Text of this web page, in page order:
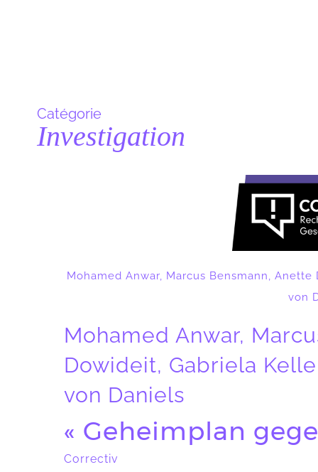
Catégorie
Investigation
Mohamed Anwar, Marcus Bensmann,
von
Mohamed Anwar,
Dowideit, Gabriela
von Daniels
« Geheimplan
Correctiv